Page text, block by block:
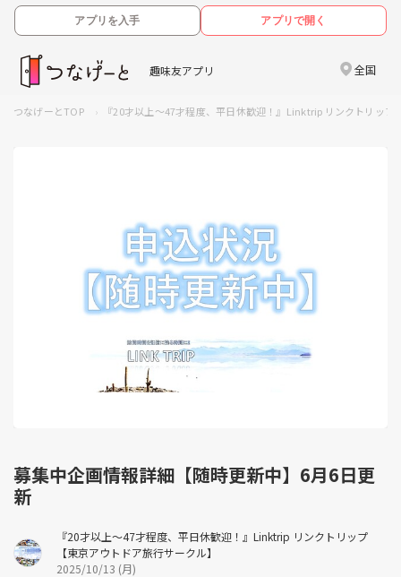
アプリを入手 アプリで開く
趣味友アプリ 全国
つなげーとTOP 『20才以上～47才程度、平日休歓迎！』Linktrip リンクトリップ
募集中企画情報詳細【随時更新中】6月6日更
新
『20才以上～47才程度、平日休歓迎！』Linktrip リンクトリップ
【東京アウトドア旅行サークル】
2025/10/13 (月)